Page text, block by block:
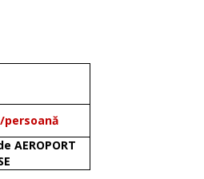
persoană
AEROPORT